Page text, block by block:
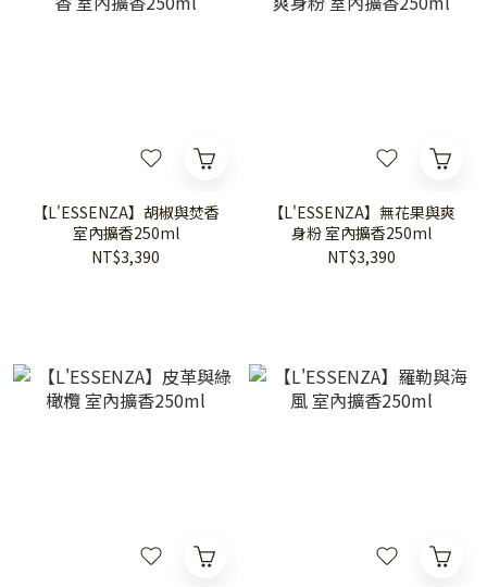
【L'ESSENZA】胡椒與焚香
室內擴香250ml
NT$3,390
【L'ESSENZA】無花果與爽
身粉 室內擴香250ml
NT$3,390